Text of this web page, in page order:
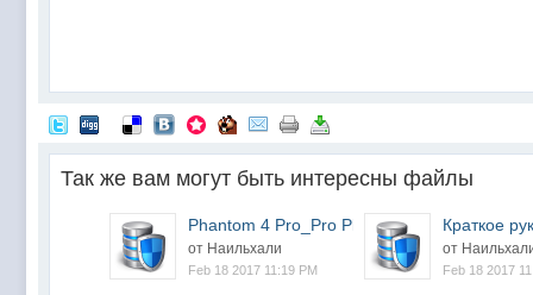
Так же вам могут быть интересны файлы
Phantom 4 Pro_Pro Plus...2016/11 V1.0
от Наильхали
Feb 18 2017 11:19 PM
Краткое
от
Feb 18 2017